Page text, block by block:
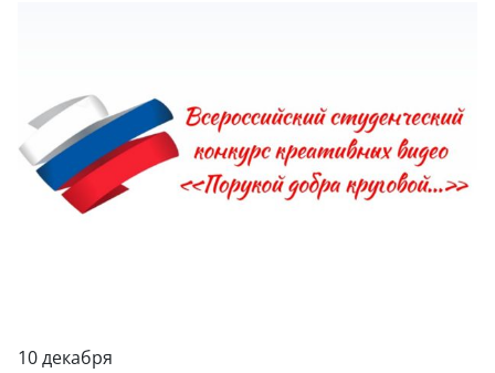
10 декабря